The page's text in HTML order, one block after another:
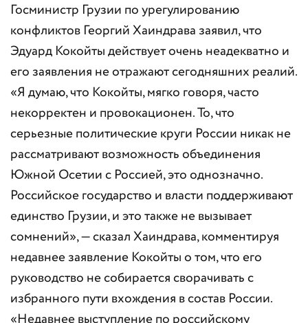
Госминистр Грузии по урегулированию
конфликтов Георгий Хаиндрава заявил, что
Эдуард Кокойты действует очень неадекватно и
его заявления не отражают сегодняшних реалий.
«Я думаю, что Кокойты, мягко говоря, часто
некорректен и провокационен. То, что
серьезные политические круги России никак не
рассматривают возможность объединения
Южной Осетии с Россией, это однозначно.
Российское государство и власти поддерживают
единство Грузии, и это также не вызывает
сомнений», — сказал Хаиндрава, комментируя
недавнее заявление Кокойты о том, что его
руководство не собирается сворачивать с
избранного пути вхождения в состав России.